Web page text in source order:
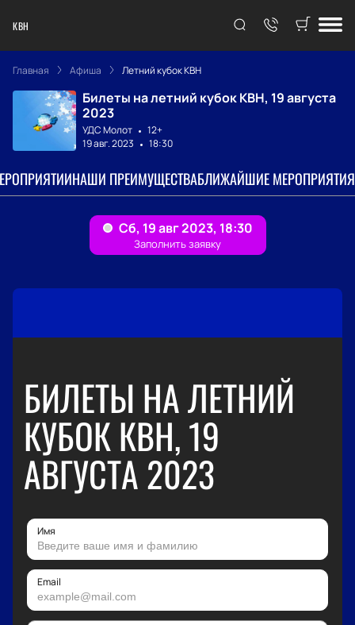
КВН
Главная Афиша Летний кубок КВН
Билеты на летний кубок КВН, 19 августа
2023
УДС Молот
12+
19 авг. 2023
18:30
НАШИ ПРЕИМУЩЕСТВАБЛИЖАЙШИЕ МЕРОПРИЯТИЯ
БИЛЕТЫ НА ЛЕТНИЙ
КУБОК КВН, 19
АВГУСТА 2023
Имя
Email